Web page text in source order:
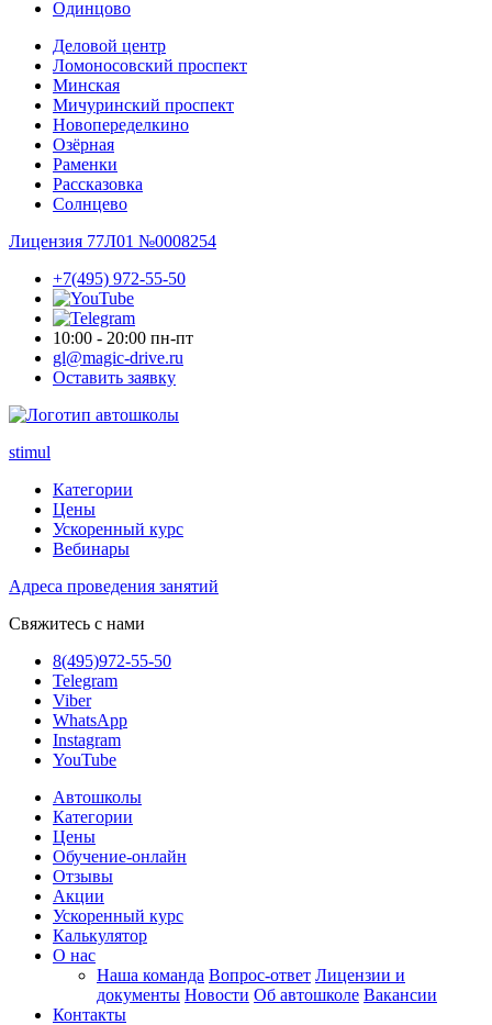
Одинцово
Деловой центр
Ломоносовский проспект
Минская
Мичуринский проспект
Новопере­делкино
Озёрная
Раменки
Рассказовка
Солнцево
Лицензия 77Л01 №0008254
+7(495) 972-55-50
10:00 - 20:00 пн-пт
gl@magic-drive.ru
Оставить заявку
stimul
Категории
Цены
Ускоренный курс
Вебинары
Адреса проведения занятий
Свяжитесь с нами
8(495)972-55-50
Telegram
Viber
WhatsApp
Instagram
YouTube
Автошколы
Категории
Цены
Обучение-онлайн
Отзывы
Акции
Ускоренный курс
Калькулятор
О нас
Наша команда Вопрос-ответ Лицензии и
документы Новости Об автошколе Вакансии
Контакты